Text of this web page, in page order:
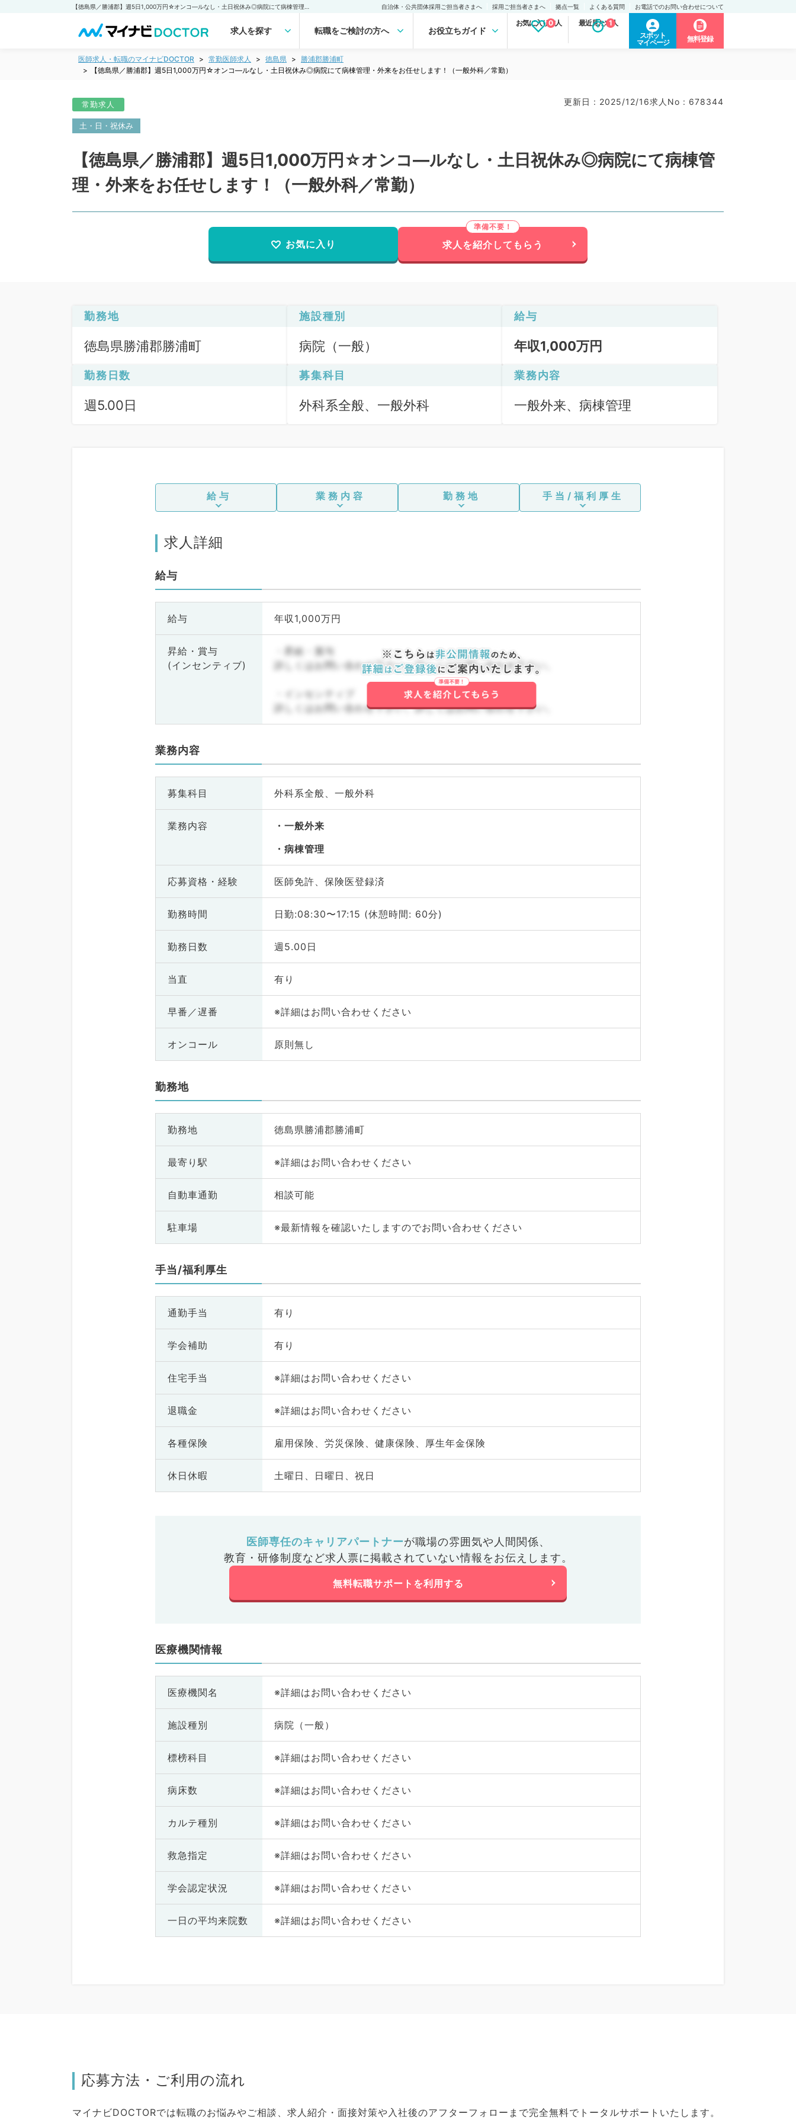
自治体・公共団体採用ご担当者さまへ 採用ご担当者さまへ 拠点一覧 よくある質問 お電話でのお問い合わせについて
求人を探す 転職をご検討の方へ お役立ちガイド
お気に入り求人
0 最近見た求人
1
スポット
マイページ
無料登録
医師求人・転職のマイナビDOCTOR 常勤医師求人 徳島県
勝浦郡勝浦町
【徳島県／勝浦郡】週5日1,000万円☆オンコ―ルなし・土日祝休み◎病院にて病棟管理・外来をお任せします！（一般外科／常勤）
常勤求人 更新日 : 2025/12/16求人No : 678344
土・日・祝休み
【徳島県／勝浦郡】週5日1,000万円☆オンコ―ルなし・土日祝休み◎病院にて病棟管
理・外来をお任せします！（一般外科／常勤）
お気に入り 求人を紹介してもらう
勤務地
徳島県勝浦郡勝浦町
施設種別
病院（一般）
給与
年収1,000万円
勤務日数
週5.00日
募集科目
外科系全般、一般外科
業務内容
一般外来、病棟管理
給与 業務内容 勤務地 手当/福利厚生
求人詳細
給与
給与 年収1,000万円
昇給・賞与
(インセンティブ)
・昇給・賞与
詳しくはお問い合わせ下さい。詳しくはお問い合わせ下さい。
・インセンティブ
詳しくはお問い合わせ下さい。詳しくはお問い合わせ下さい。
業務内容
募集科目 外科系全般、一般外科
業務内容
一般外来
病棟管理
応募資格・ 経験 医師免許、保険医登録済
勤務時間 日勤:08:30〜17:15 (休憩時間: 60分)
勤務日数 週5.00日
当直 有り
早番／遅番 ※詳細はお問い合わせください
オンコール 原則無し
勤務地
勤務地 徳島県勝浦郡勝浦町
最寄り駅 ※詳細はお問い合わせください
自動車通勤 相談可能
駐車場 ※最新情報を確認いたしますのでお問い合わせください
手当/福利厚生
通勤手当 有り
学会補助 有り
住宅手当 ※詳細はお問い合わせください
退職金 ※詳細はお問い合わせください
各種保険 雇用保険、労災保険、健康保険、厚生年金保険
休日休暇 土曜日、日曜日、祝日
医師専任のキャリアパートナーが職場の雰囲気や人間関係、
教育・研修制度など求人票に掲載されていない情報をお伝えします。
無料転職サポートを利用する
医療機関情報
医療機関名 ※詳細はお問い合わせください
施設種別 病院（一般）
標榜科目 ※詳細はお問い合わせください
病床数 ※詳細はお問い合わせください
カルテ種別 ※詳細はお問い合わせください
救急指定 ※詳細はお問い合わせください
学会認定状況 ※詳細はお問い合わせください
一日の平均来院数 ※詳細はお問い合わせください
応募方法・ご利用の流れ
マイナビDOCTORでは転職のお悩みやご相談、求人紹介・面接対策や入社後のアフターフォローまで完全無料でトータルサポートいたします。